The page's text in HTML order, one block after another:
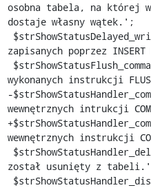
osobna tabela, na której
dostaje własny wątek.';
zapisanych poprzez INSERT
wykonanych instrukcji
-
wewnętrznych intrukcji
wewnętrznych instrukcji
został usunięty z